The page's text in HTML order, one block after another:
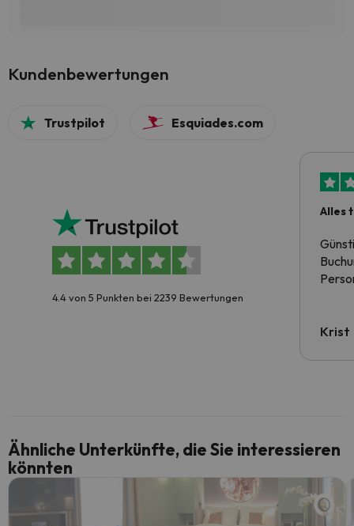
Kundenbewertungen
Trustpilot Esquiades.com
4.4 von 5 Punkten bei 2239 Bewertungen
Alles
Krist
Ähnliche Unterkünfte, die Sie interessieren
könnten